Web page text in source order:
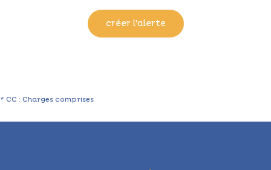
créer l'alerte
* CC : Charges comprises